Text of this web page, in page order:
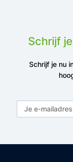
Schrijf
Schrijf je nu